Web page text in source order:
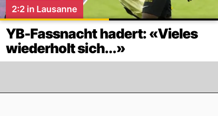
2:2 in Lausanne
YB-Fassnacht hadert: «Vieles
wiederholt sich...»